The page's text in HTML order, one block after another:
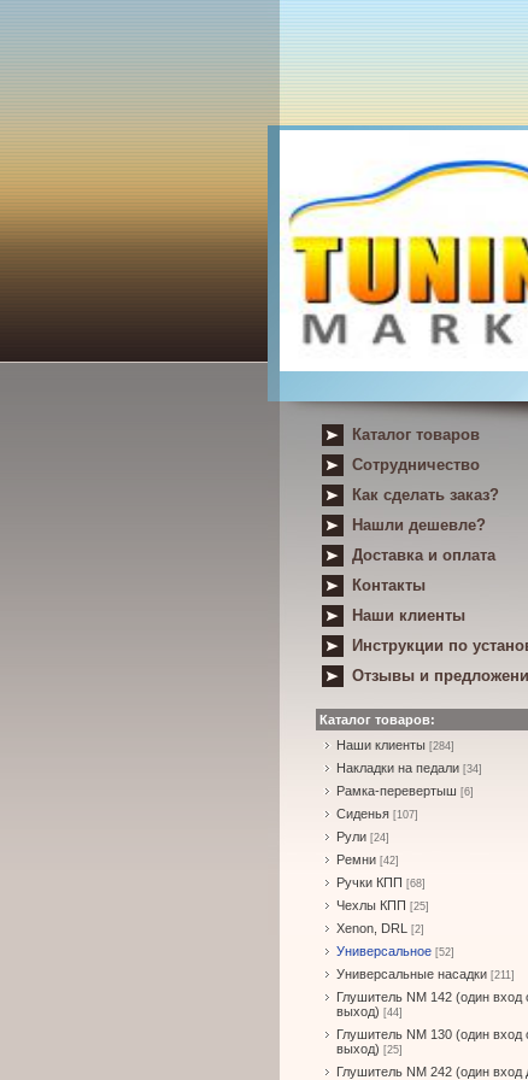
Каталог товаров
Сотрудничество
Как сделать заказ?
Нашли дешевле?
Доставка и оплата
Контакты
Наши клиенты
Инструкции по
Отзывы и
Каталог товаров:
Наши клиенты [284]
Накладки на педали [34]
Рамка-перевертыш [6]
Сиденья [107]
Рули [24]
Ремни [42]
Ручки КПП [68]
Чехлы КПП [25]
Xenon, DRL [2]
Универсальное [52]
Универсальные насадки [211]
Глушитель NM 142 (один вход
выход) [44]
Глушитель NM 130 (один вход
выход) [25]
Глушитель NM 242 (один вход